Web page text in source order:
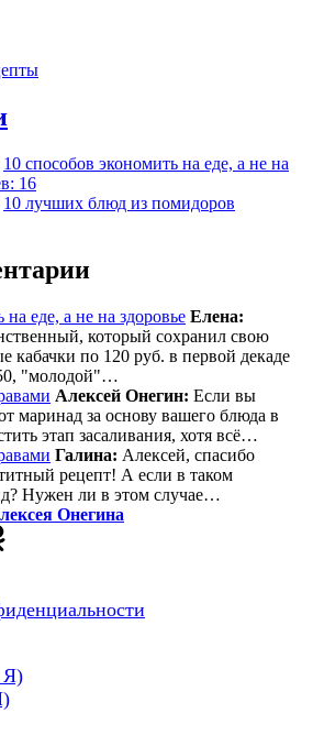
10 способов экономить на еде, а не на
16
10 лучших блюд из помидоров
еде, а не на здоровье Елена:
который сохранил свою
кабачки по 120 руб. в первой декаде
"молодой"…
Алексей Онегин: Если вы
маринад за основу вашего блюда в
этап засаливания, хотя всё…
Галина: Алексей, спасибо
рецепт! А если в таком
Нужен ли в этом случае…
Онегина